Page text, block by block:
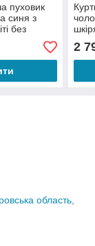
пуховик
синя з
без
2
область,